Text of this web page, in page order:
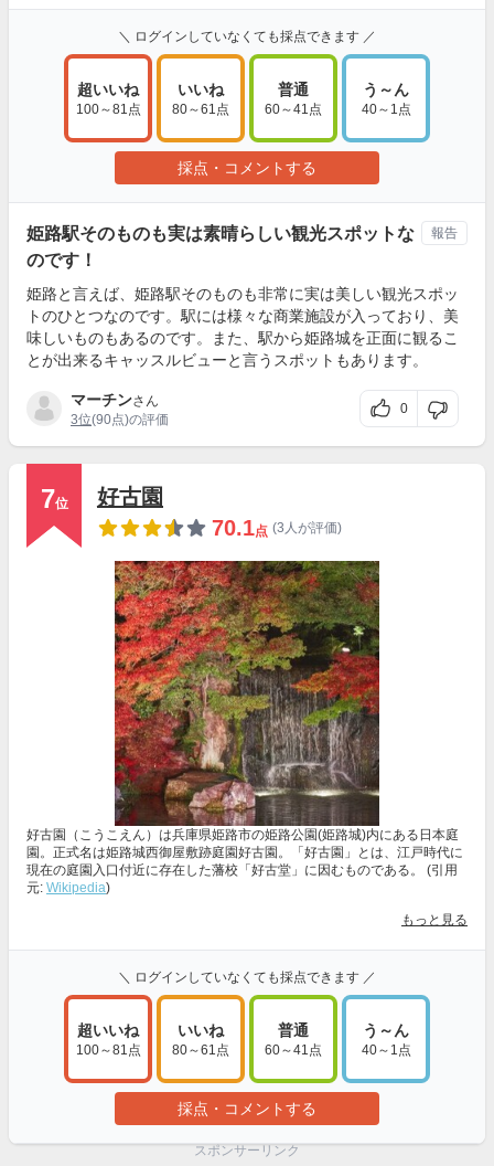
＼ ログインしていなくても採点できます ／
超いいね
100～81点
いいね
80～61点
普通
60～41点
う～ん
40～1点
採点・コメントする
姫路駅そのものも実は素晴らしい観光スポットな
のです！
姫路と言えば、姫路駅そのものも非常に実は美しい観光スポッ
トのひとつなのです。駅には様々な商業施設が入っており、美
味しいものもあるのです。また、駅から姫路城を正面に観るこ
とが出来るキャッスルビューと言うスポットもあります。
マーチンさん
3位(90点)の評価
0
報告
7位
好古園
70.1点 (3人が評価)
好古園（こうこえん）は兵庫県姫路市の姫路公園(姫路城)内にある日本庭
園。正式名は姫路城西御屋敷跡庭園好古園。「好古園」とは、江戸時代に
現在の庭園入口付近に存在した藩校「好古堂」に因むものである。 (引用
元: Wikipedia)
もっと見る
＼ ログインしていなくても採点できます ／
超いいね
100～81点
いいね
80～61点
普通
60～41点
う～ん
40～1点
採点・コメントする
スポンサーリンク